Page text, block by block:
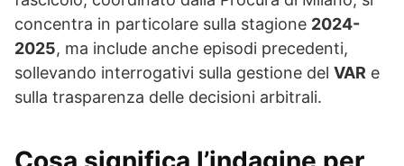
concentra in particolare sulla stagione 2024-
2025, ma include anche episodi precedenti,
sollevando interrogativi sulla gestione del VAR e
sulla trasparenza delle decisioni arbitrali.